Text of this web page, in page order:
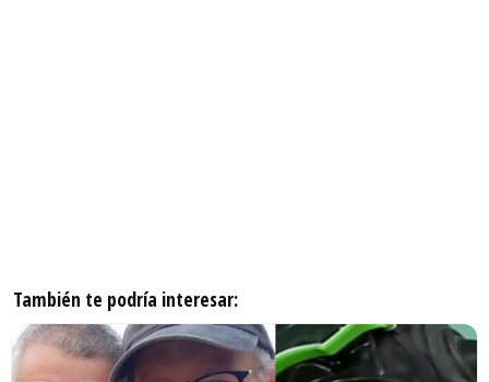
También te podría interesar: